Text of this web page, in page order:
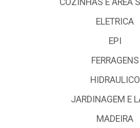
COZINHAS E AREA
ELETRICA
EPI
FERRAGENS
HIDRAULICO
JARDINAGEM E
MADEIRA